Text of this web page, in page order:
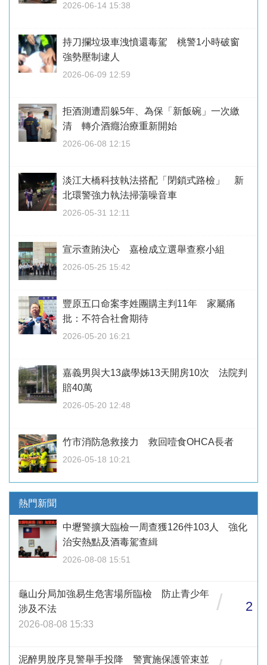
2026-06-14 15:38
持刀攔垃圾車洩憤還毒駕 桃警1小時破窗
強勢壓制逮人
2026-06-09 12:59
拒酒測遭罰躲5年、為保「新飯碗」一次繳
清 轉介酒癮治療重新開始
2026-06-08 12:15
淡江大橋科技執法搭配「閉鎖式路檢」 新
北環警強力執法掃蕩噪音車
2026-05-31 12:11
宣示查賄決心 嘉檢成立選舉查察小組
2026-05-25 15:42
豐原五口命案李姓團購主判11年 家屬痛
批：不符合社會期待
2026-05-20 16:21
嘉義男與大13歲學姊13天開房10次 法院判
賠40萬
2026-05-20 12:48
竹市消防急救接力 救回噎食OHCA長者
2026-05-18 10:21
熱門新聞
中壢警擴大臨檢一周查獲126件103人 強化
治安熱點及酒毒駕查緝
2026-08-08 15:51
龜山分局加強易生危害場所臨檢 防止青少年
涉及不法
2026-08-08 15:33
/ 2
泥醉男脫序見警舉手投降 警實施保護管束並